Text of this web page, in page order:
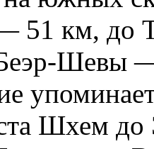
51 км, до
Шевы —
Шхем